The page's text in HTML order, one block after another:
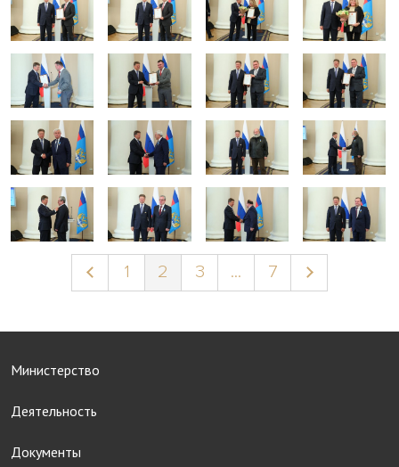
1 2 3 ... 7
Министерство
Деятельность
Документы